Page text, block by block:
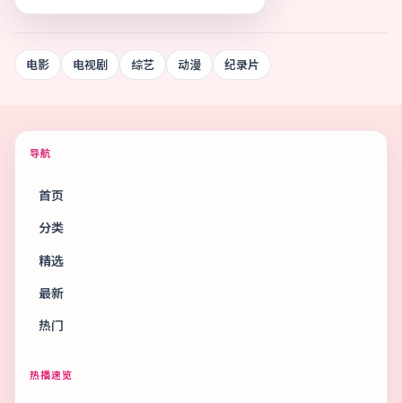
电影 电视剧 综艺 动漫 纪录片
导航
首页
分类
精选
最新
热门
热播速览